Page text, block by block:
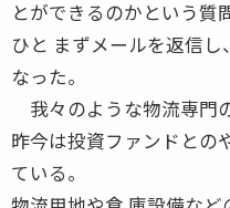
とができるのかという質
ひと まずメールを返信
なった。
我々のような物流専門
昨今は投資ファンドとの
ている。